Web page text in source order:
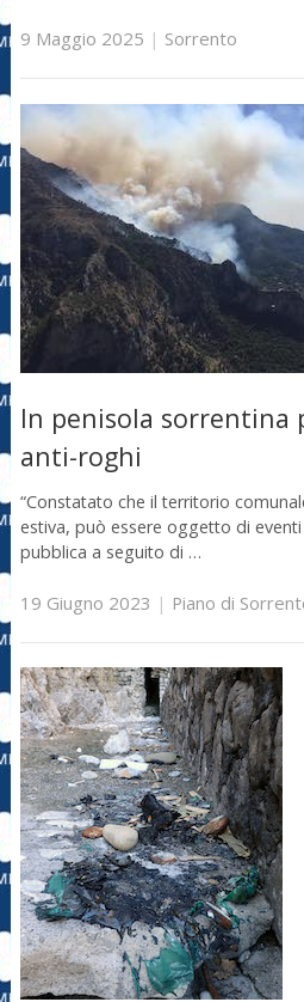
9 Maggio 2025 | Sorrento
In penisola sorrentina
anti-roghi
“Constatato che il territorio
estiva, può essere oggetto di eventi
pubblica a seguito di …
19 Giugno 2023 | Piano di